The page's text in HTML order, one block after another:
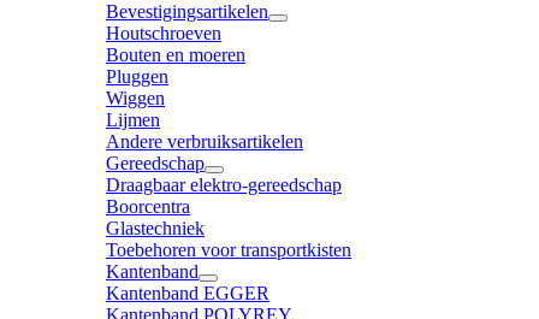
Bevestigingsartikelen
Houtschroeven
Bouten en moeren
Pluggen
Wiggen
Lijmen
Andere verbruiksartikelen
Gereedschap
Draagbaar elektro-gereedschap
Boorcentra
Glastechniek
Toebehoren voor transportkisten
Kantenband
Kantenband EGGER